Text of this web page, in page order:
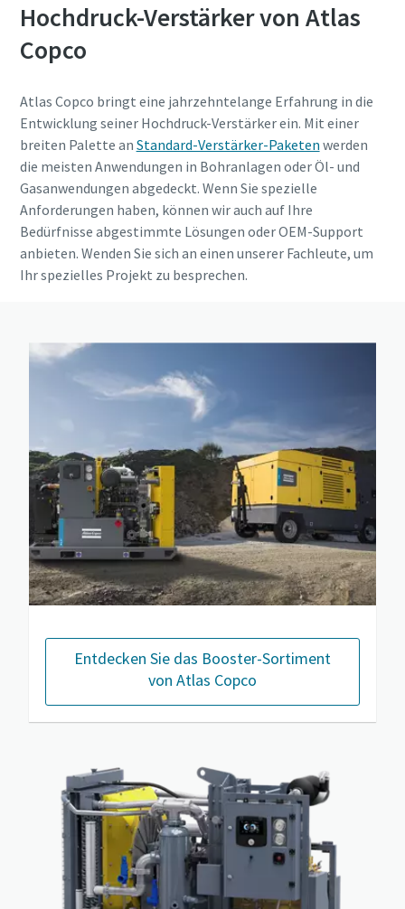
Hochdruck-Verstärker von Atlas
Copco
Atlas Copco bringt eine jahrzehntelange Erfahrung in die
Entwicklung seiner Hochdruck-Verstärker ein. Mit einer
breiten Palette an Standard-Verstärker-Paketen werden
die meisten Anwendungen in Bohranlagen oder Öl- und
Gasanwendungen abgedeckt. Wenn Sie spezielle
Anforderungen haben, können wir auch auf Ihre
Bedürfnisse abgestimmte Lösungen oder OEM-Support
anbieten. Wenden Sie sich an einen unserer Fachleute, um
Ihr spezielles Projekt zu besprechen.
Entdecken Sie das Booster-Sortiment
von Atlas Copco